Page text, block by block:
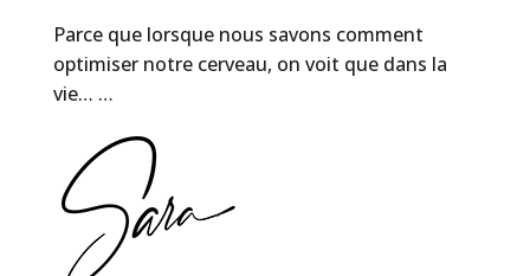
Parce que lorsque nous savons comment
optimiser notre cerveau, on voit que dans la
vie… …